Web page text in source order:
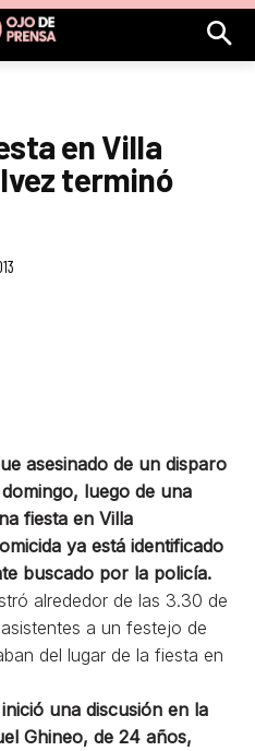
en Villa
terminó
asesinado de un disparo
luego de una
fiesta en Villa
ya está identificado
buscado por la policía.
alrededor de las 3.30 de
a un festejo de
del lugar de la fiesta en
una discusión en la
Ghineo, de 24 años,